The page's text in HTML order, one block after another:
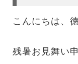
こんにちは、
残暑お見舞い